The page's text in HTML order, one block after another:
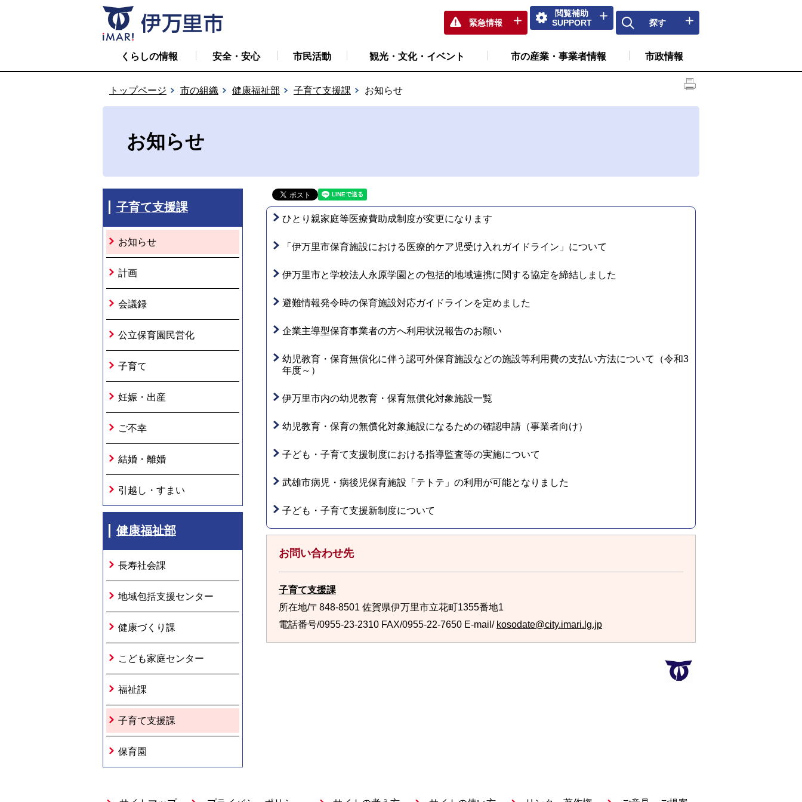
緊急情報
閲覧補助
SUPPORT
探す
くらしの情報 安全・安心 市民活動 観光・文化・イベント 市の産業・事業者情報 市政情報
トップページ 市の組織 健康福祉部 子育て支援課 お知らせ
お知らせ
子育て支援課
お知らせ
計画
会議録
公立保育園民営化
子育て
妊娠・出産
ご不幸
結婚・離婚
引越し・すまい
健康福祉部
長寿社会課
地域包括支援センター
健康づくり課
こども家庭センター
福祉課
子育て支援課
保育園
ひとり親家庭等医療費助成制度が変更になります
「伊万里市保育施設における医療的ケア児受け入れガイドライン」について
伊万里市と学校法人永原学園との包括的地域連携に関する協定を締結しました
避難情報発令時の保育施設対応ガイドラインを定めました
企業主導型保育事業者の方へ利用状況報告のお願い
幼児教育・保育無償化に伴う認可外保育施設などの施設等利用費の支払い方法について（令和3
年度～）
伊万里市内の幼児教育・保育無償化対象施設一覧
幼児教育・保育の無償化対象施設になるための確認申請（事業者向け）
子ども・子育て支援制度における指導監査等の実施について
武雄市病児・病後児保育施設「テトテ」の利用が可能となりました
子ども・子育て支援新制度について
お問い合わせ先
子育て支援課
所在地/〒848-8501 佐賀県伊万里市立花町1355番地1
電話番号/0955-23-2310 FAX/0955-22-7650 E-mail/ kosodate@city.imari.lg.jp